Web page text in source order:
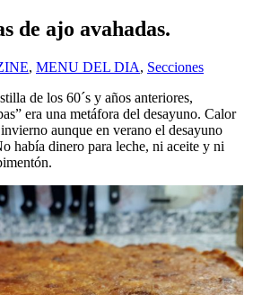
de ajo avahadas.
, MENU DEL DIA, Secciones
de los 60´s y años anteriores,
era una metáfora del desayuno. Calor
aunque en verano el desayuno
había dinero para leche, ni aceite y ni